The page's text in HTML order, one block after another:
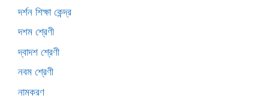
দর্শন শিক্ষা কেন্দ্র
দশম শ্রেণী
দ্বাদশ শ্রেণী
নবম শ্রেণী
নামকরণ